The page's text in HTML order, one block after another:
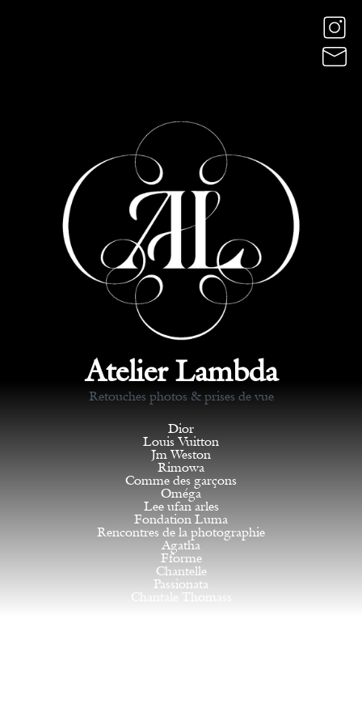
Atelier Lambda
Retouches photos & prises de vue
Dior
Louis Vuitton
Jm Weston
Rimowa
Comme des garçons
Oméga
Lee ufan arles
Fondation Luma
Rencontres de la photographie
Agatha
Fforme
Chantelle
Passionata
Chantale Thomass